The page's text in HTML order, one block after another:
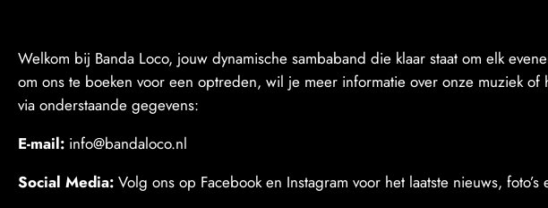
Welkom bij Banda Loco, jouw dynamische sambaband die klaar staat om elk
om ons te boeken voor een optreden, wil je meer informatie over onze muziek
via onderstaande gegevens:
E-mail: info@bandaloco.nl
Social Media: Volg ons op Facebook en Instagram voor het laatste nieuws, foto’s